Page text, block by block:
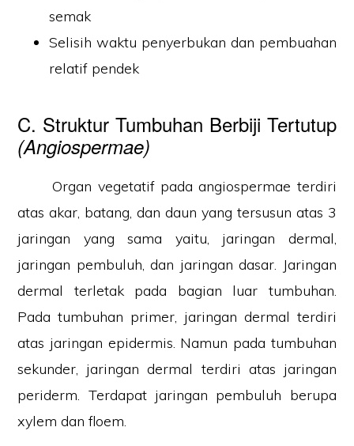
semak
Selisih waktu penyerbukan dan pembuahan
relatif pendek
C. Struktur Tumbuhan Berbiji Tertutup
(Angiospermae)
Organ vegetatif pada angiospermae terdiri
atas akar, batang, dan daun yang tersusun atas 3
jaringan yang sama yaitu, jaringan dermal,
jaringan pembuluh, dan jaringan dasar. Jaringan
dermal terletak pada bagian luar tumbuhan.
Pada tumbuhan primer, jaringan dermal terdiri
atas jaringan epidermis. Namun pada tumbuhan
sekunder, jaringan dermal terdiri atas jaringan
periderm. Terdapat jaringan pembuluh berupa
xylem dan floem.